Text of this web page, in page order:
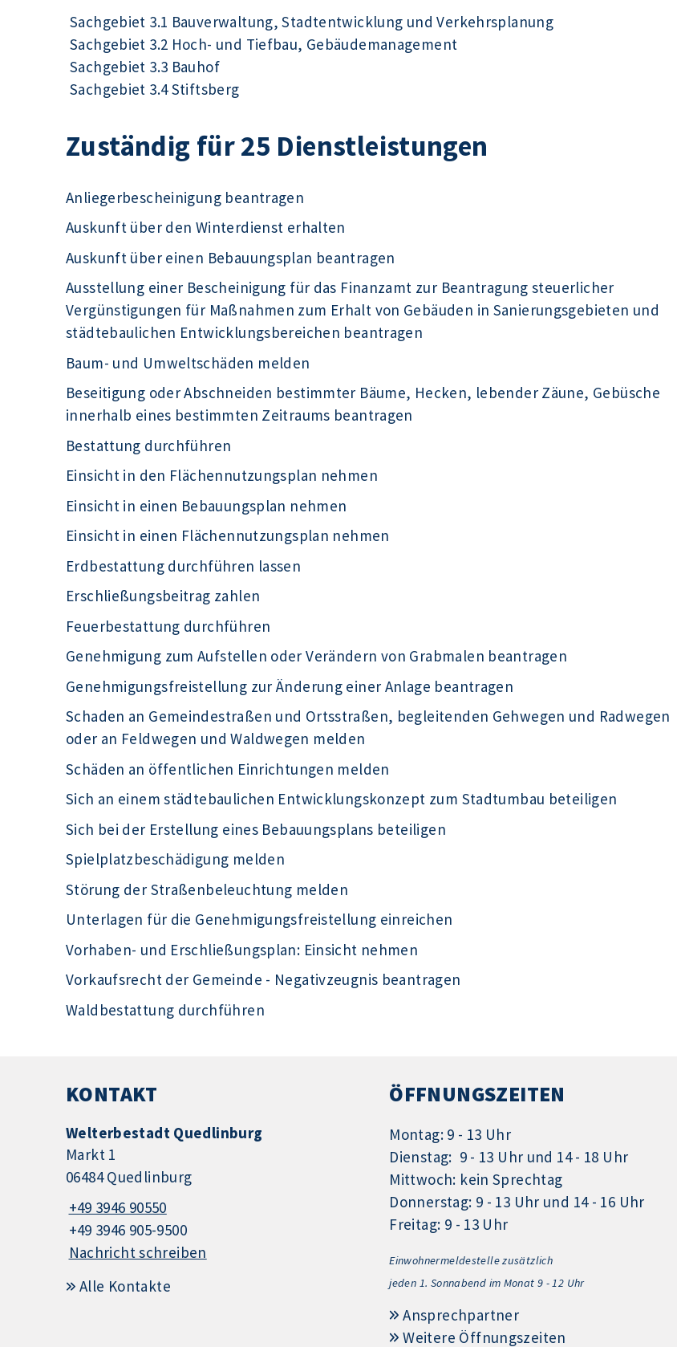
Sachgebiet 3.1 Bauverwaltung, Stadtentwicklung und Verkehrsplanung
Sachgebiet 3.2 Hoch- und Tiefbau, Gebäudemanagement
Sachgebiet 3.3 Bauhof
Sachgebiet 3.4 Stiftsberg
Zuständig für 25 Dienstleistungen
Anliegerbescheinigung beantragen
Auskunft über den Winterdienst erhalten
Auskunft über einen Bebauungsplan beantragen
Ausstellung einer Bescheinigung für das Finanzamt zur Beantragung steuerlicher
Vergünstigungen für Maßnahmen zum Erhalt von Gebäuden in Sanierungsgebieten und
städtebaulichen Entwicklungsbereichen beantragen
Baum- und Umweltschäden melden
Beseitigung oder Abschneiden bestimmter Bäume, Hecken, lebender Zäune, Gebüsche
innerhalb eines bestimmten Zeitraums beantragen
Bestattung durchführen
Einsicht in den Flächennutzungsplan nehmen
Einsicht in einen Bebauungsplan nehmen
Einsicht in einen Flächennutzungsplan nehmen
Erdbestattung durchführen lassen
Erschließungsbeitrag zahlen
Feuerbestattung durchführen
Genehmigung zum Aufstellen oder Verändern von Grabmalen beantragen
Genehmigungsfreistellung zur Änderung einer Anlage beantragen
Schaden an Gemeindestraßen und Ortsstraßen, begleitenden Gehwegen und Radwegen
oder an Feldwegen und Waldwegen melden
Schäden an öffentlichen Einrichtungen melden
Sich an einem städtebaulichen Entwicklungskonzept zum Stadtumbau beteiligen
Sich bei der Erstellung eines Bebauungsplans beteiligen
Spielplatzbeschädigung melden
Störung der Straßenbeleuchtung melden
Unterlagen für die Genehmigungsfreistellung einreichen
Vorhaben- und Erschließungsplan: Einsicht nehmen
Vorkaufsrecht der Gemeinde - Negativzeugnis beantragen
Waldbestattung durchführen
KONTAKT
Welterbestadt Quedlinburg
Markt 1
06484 Quedlinburg
+49 3946 90550
+49 3946 905-9500
Nachricht schreiben
Alle Kontakte
ÖFFNUNGSZEITEN
Montag: 9 - 13 Uhr
Dienstag: 9 - 13 Uhr und 14 - 18 Uhr
Mittwoch: kein Sprechtag
Donnerstag: 9 - 13 Uhr und 14 - 16 Uhr
Freitag: 9 - 13 Uhr
Einwohnermeldestelle zusätzlich
jeden 1. Sonnabend im Monat 9 - 12 Uhr
Ansprechpartner
Weitere Öffnungszeiten